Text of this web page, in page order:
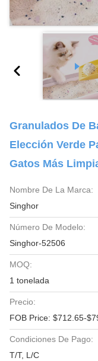
Granulados De
Elección Verde
Gatos Más
Nombre De La Marca:
Singhor
Número De Modelo:
Singhor-52506
MOQ:
1 tonelada
Precio:
FOB Price: $712.65-
Condiciones De Pago:
T/T, L/C